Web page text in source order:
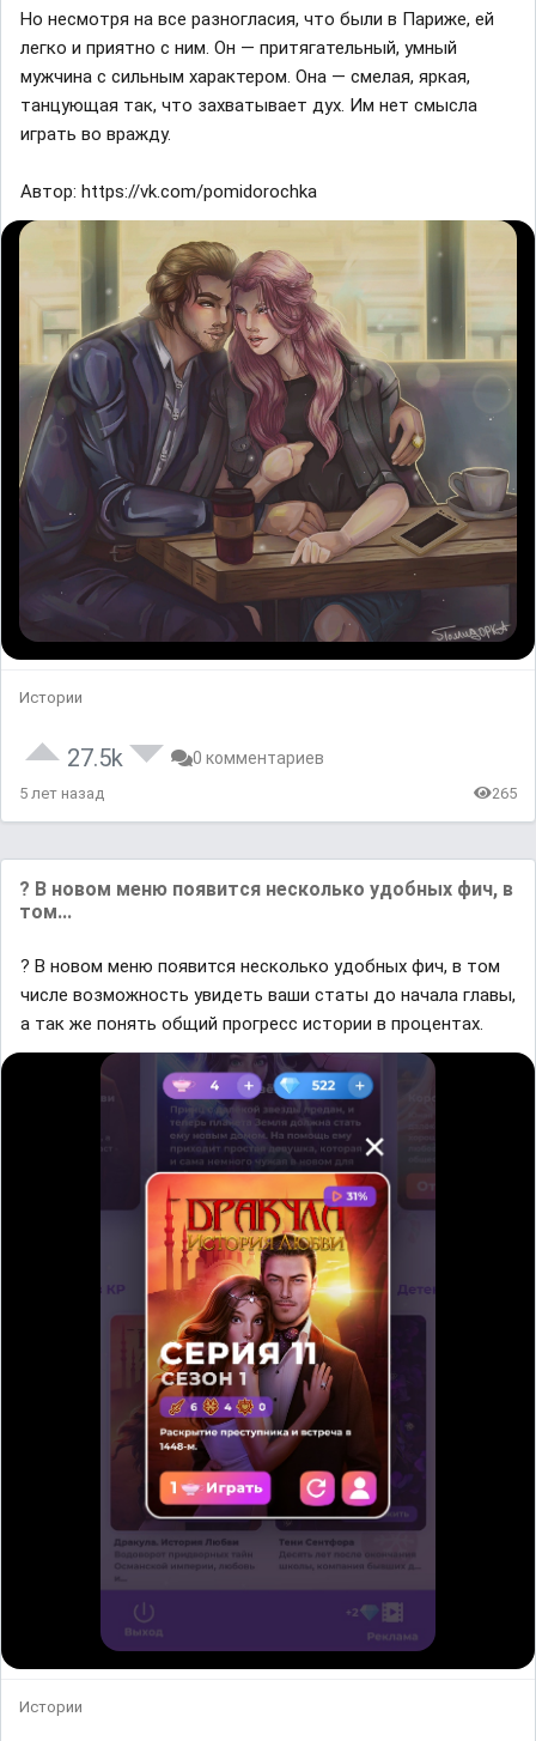
Но несмотря на все разногласия, что были в Париже, ей
легко и приятно с ним. Он — притягательный, умный
мужчина с сильным характером. Она — смелая, яркая,
танцующая так, что захватывает дух. Им нет смысла
играть во вражду.
Автор: https://vk.com/pomidorochka
Истории
27.5k 0 комментариев
5 лет назад 265
? В новом меню появится несколько удобных фич, в
том...
? В новом меню появится несколько удобных фич, в том
числе возможность увидеть ваши статы до начала главы,
а так же понять общий прогресс истории в процентах.
Истории